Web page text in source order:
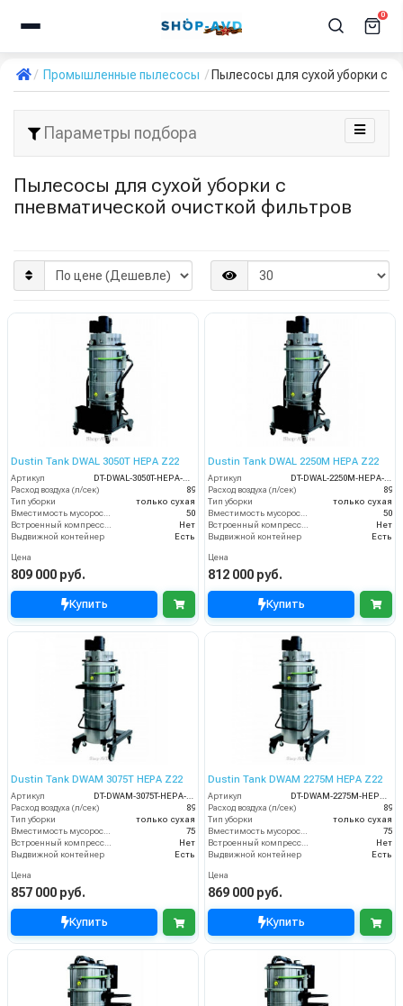
0
Промышленные пылесосы Пылесосы для сухой уборки с
Параметры подбора
Пылесосы для сухой уборки с
пневматической очисткой фильтров
Dustin Tank DWAL 3050T HEPA Z22
Артикул
Расход воздуха (л/сек)
89
Тип уборки
только сухая
50
Нет
Выдвижной контейнер
Есть
Цена
809 000 руб.
Купить
Dustin Tank DWAL 2250M HEPA Z22
Артикул
Расход воздуха (л/сек)
89
Тип уборки
только сухая
50
Нет
Выдвижной контейнер
Есть
Цена
812 000 руб.
Купить
Dustin Tank DWAM 3075T HEPA Z22
Артикул
DT-DWAM-3075T-HEPA-Z22
Расход воздуха (л/сек)
89
Тип уборки
только сухая
Вместимость мусоросборника (л)
75
Встроенный компрессор
Нет
Выдвижной контейнер
Есть
Цена
857 000 руб.
Купить
Dustin Tank DWAM 2275M HEPA Z22
Артикул
DT-DWAM-2275M-HEPA-Z22
Расход воздуха (л/сек)
89
Тип уборки
только сухая
Вместимость мусоросборника (л)
75
Встроенный компрессор
Нет
Выдвижной контейнер
Есть
Цена
869 000 руб.
Купить